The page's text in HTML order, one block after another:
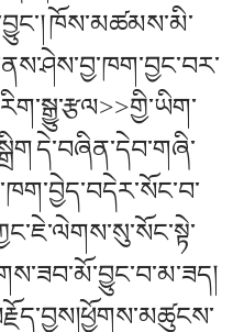
ཁོས་མཚམས་མི་
དེ་བཞིན་དེབ་གཞི་